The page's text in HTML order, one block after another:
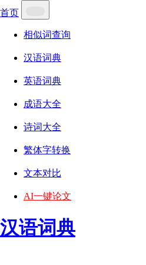
首页
相似词查询
汉语词典
英语词典
成语大全
诗词大全
繁体字转换
文本对比
AI一键论文
汉语词典